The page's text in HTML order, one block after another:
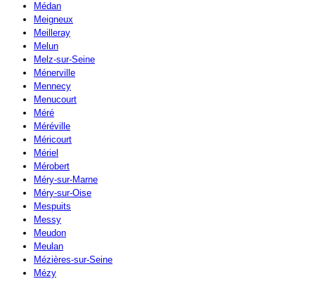
Médan
Meigneux
Meilleray
Melun
Melz-sur-Seine
Ménerville
Mennecy
Menucourt
Méré
Méréville
Méricourt
Mériel
Mérobert
Méry-sur-Marne
Méry-sur-Oise
Mespuits
Messy
Meudon
Meulan
Mézières-sur-Seine
Mézy